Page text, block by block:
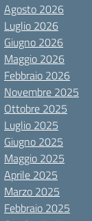
Agosto 2026
Luglio 2026
Giugno 2026
Maggio 2026
Febbraio 2026
Novembre 2025
Ottobre 2025
Luglio 2025
Giugno 2025
Maggio 2025
Aprile 2025
Marzo 2025
Febbraio 2025